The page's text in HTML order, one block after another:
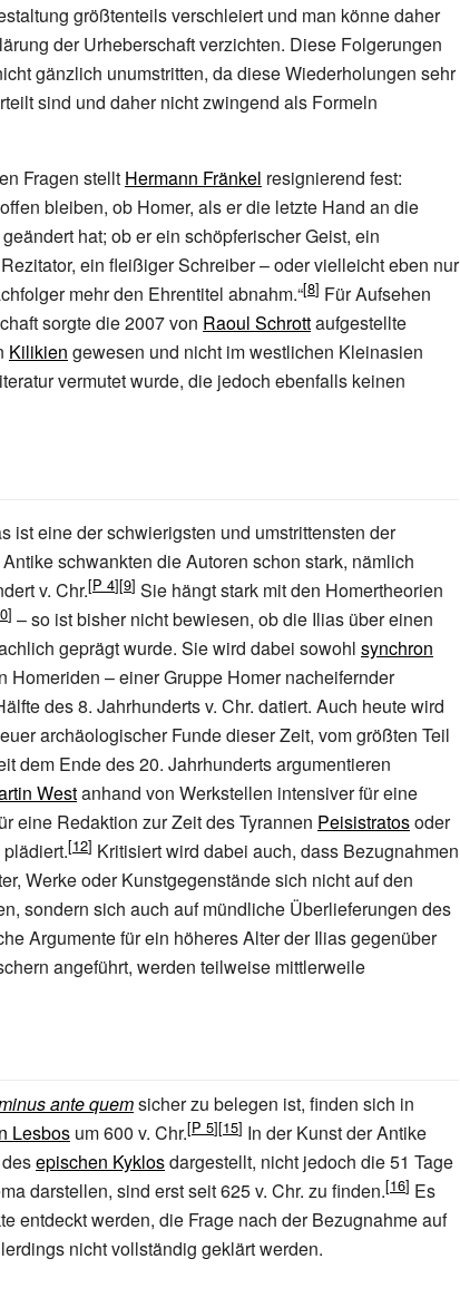
größtenteils verschleiert und man könne daher
der Urheberschaft verzichten. Diese Folgerungen
gänzlich unumstritten, da diese Wiederholungen sehr
sind und daher nicht zwingend als Formeln
Fragen stellt Hermann Fränkel resignierend fest:
bleiben, ob Homer, als er die letzte Hand an die
hat; ob er ein schöpferischer Geist, ein
ein fleißiger Schreiber– oder vielleicht eben nur
mehr den Ehrentitel abnahm.“
Für Aufsehen
sorgte die 2007 von Raoul Schrottaufgestellte
Kilikien gewesen und nicht im westlichen Kleinasien
vermutet wurde, die jedoch ebenfalls keinen
ist eine der schwierigsten und umstrittensten der
schwankten die Autoren schon stark, nämlich
v. Chr.
Sie hängt stark mit den Homertheorien
– so ist bisher nicht bewiesen, ob die Ilias über einen
geprägt wurde. Sie wird dabei sowohl synchron
Homeriden – einer Gruppe Homer nacheifernder
des 8. Jahrhunderts v. Chr. datiert. Auch heute wird
archäologischer Funde dieser Zeit, vom größten Teil
dem Ende des 20. Jahrhunderts argumentieren
Westanhand von Werkstellen intensiver für eine
eine Redaktion zur Zeit des Tyrannen Peisistratosoder
plädiert.
Kritisiert wird dabei auch, dass Bezugnahmen
Werke oder Kunstgegenstände sich nicht auf den
sondern sich auch auf mündliche Überlieferungen des
Argumente für ein höheres Alter der Ilias gegenüber
angeführt, werden teilweise mittlerweile
ante quemsicher zu belegen ist, finden sich in
Lesbos um 600 v. Chr.
In der Kunst der Antike
epischen Kyklosdargestellt, nicht jedoch die 51 Tage
darstellen, sind erst seit 625 v. Chr. zu finden.
Es
entdeckt werden, die Frage nach der Bezugnahme auf
nicht vollständig geklärt werden.